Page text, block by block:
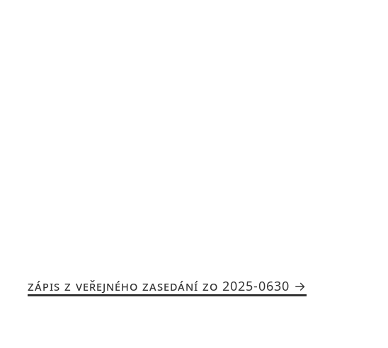
ZÁPIS Z VEŘEJNÉHO ZASEDÁNÍ ZO 2025-0630